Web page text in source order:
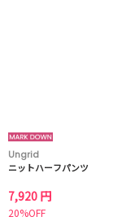
Ungrid
ニットハーフパンツ
7,920 円
20%OFF